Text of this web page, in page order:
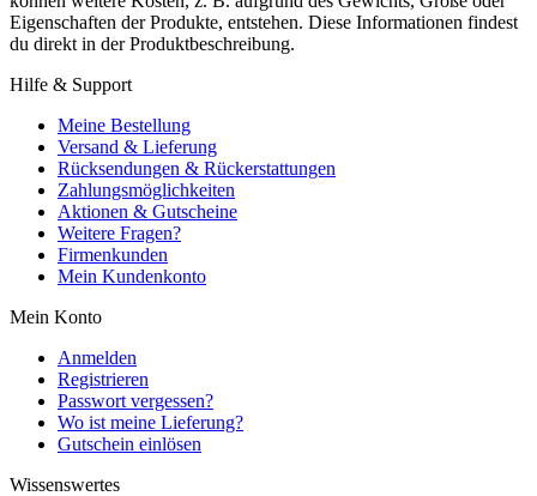
Eigenschaften der Produkte, entstehen. Diese Informationen findest
du direkt in der Produktbeschreibung.
Hilfe & Support
Meine Bestellung
Versand & Lieferung
Rücksendungen & Rückerstattungen
Zahlungsmöglichkeiten
Aktionen & Gutscheine
Weitere Fragen?
Firmenkunden
Mein Kundenkonto
Mein Konto
Anmelden
Registrieren
Passwort vergessen?
Wo ist meine Lieferung?
Gutschein einlösen
Wissenswertes